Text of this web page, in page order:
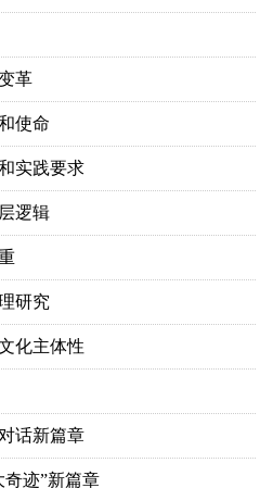
革
使命
实践要求
逻辑
研究
化主体性
话新篇章
奇迹”新篇章